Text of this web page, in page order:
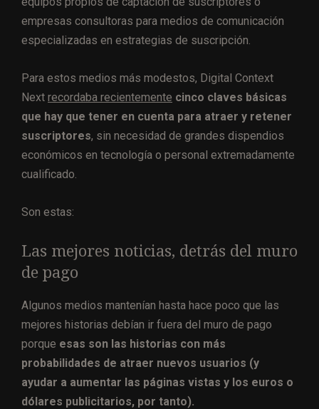
empresas consultoras para medios de comunicación
especializadas en estrategias de suscripción.
Para estos medios más modestos, Digital Context
Next recordaba recientemente cinco claves básicas
que hay que tener en cuenta para atraer y retener
suscriptores, sin necesidad de grandes dispendios
económicos en tecnología o personal extremadamente
cualificado.
Son estas:
Las mejores noticias, detrás del muro
de pago
Algunos medios mantenían hasta hace poco que las
mejores historias debían ir fuera del muro de pago
porque esas son las historias con más
probabilidades de atraer nuevos usuarios (y
ayudar a aumentar las páginas vistas y los euros o
dólares publicitarios, por tanto).